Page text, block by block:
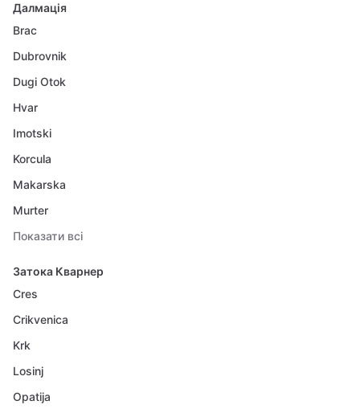
Далмація
Brac
Dubrovnik
Dugi Otok
Hvar
Imotski
Korcula
Makarska
Murter
Показати всі
Затока Кварнер
Cres
Crikvenica
Krk
Losinj
Opatija